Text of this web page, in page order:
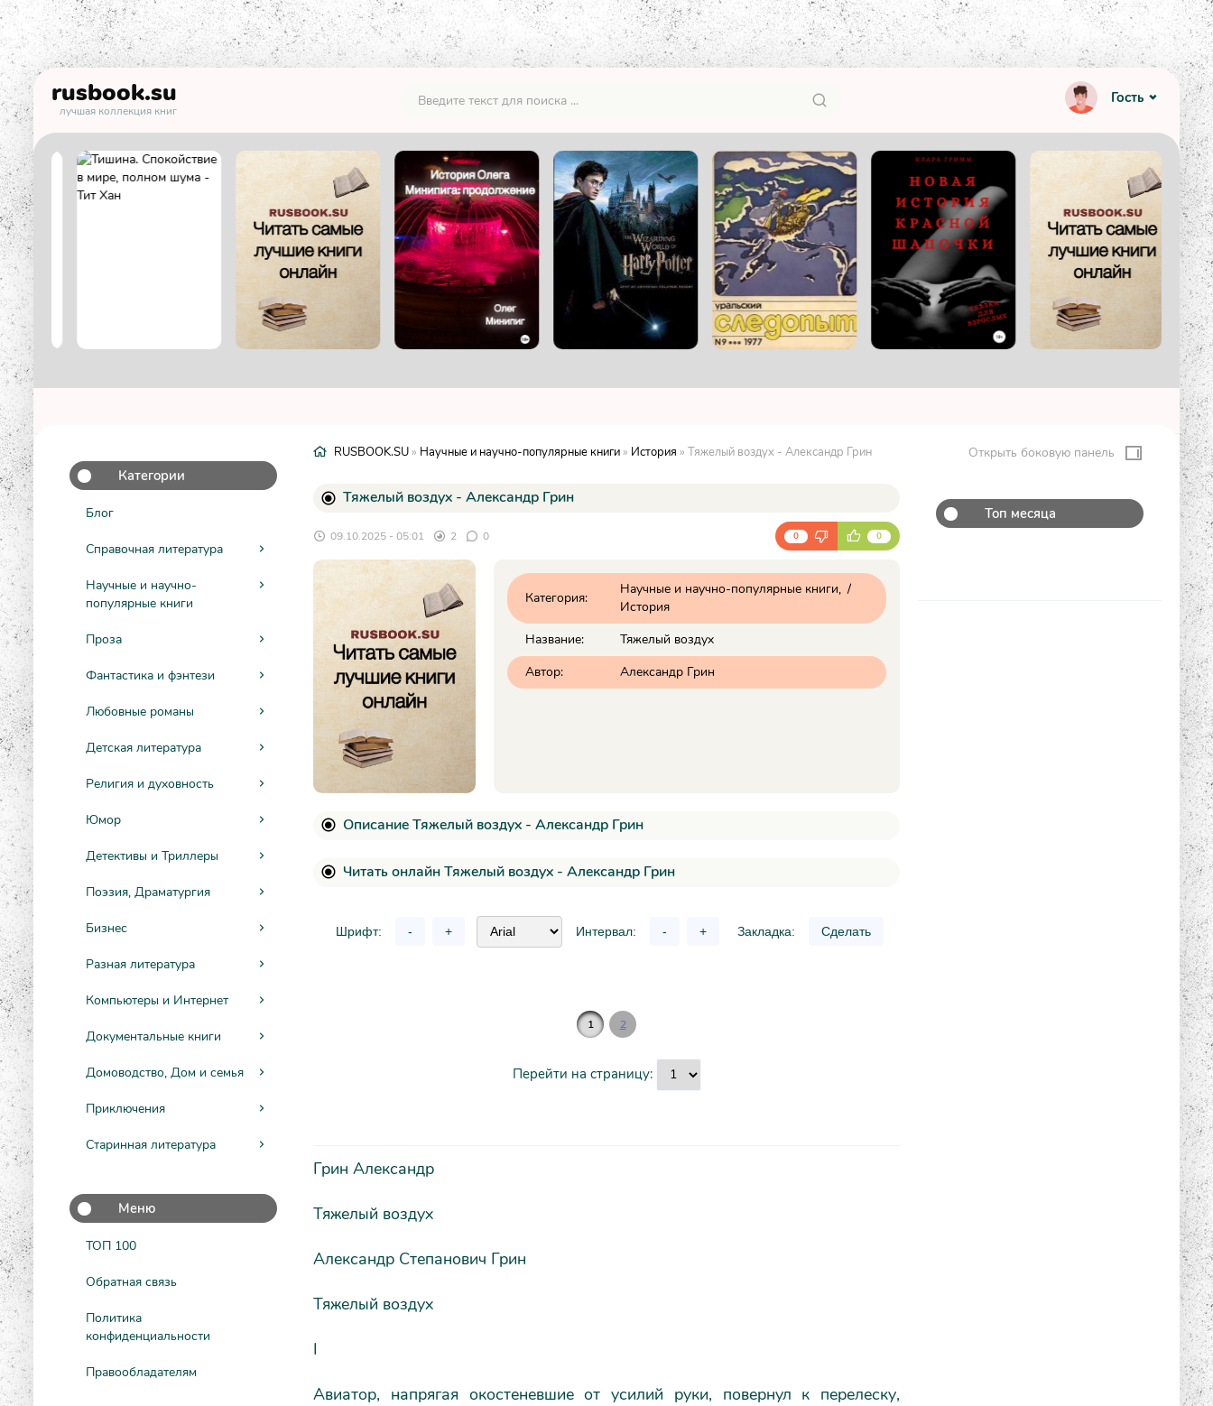
rusbook.su
лучшая коллекция книг
Гость
Категории
Блог
Справочная литература
Научные и научно-
популярные книги
Проза
Фантастика и фэнтези
Любовные романы
Детская литература
Религия и духовность
Юмор
Детективы и Триллеры
Поэзия, Драматургия
Бизнес
Разная литература
Компьютеры и Интернет
Документальные книги
Домоводство, Дом и семья
Приключения
Старинная литература
Меню
ТОП 100
Обратная связь
Политика
конфиденциальности
Правообладателям
RUSBOOK.SU » Научные и научно-популярные книги » История » Тяжелый воздух - Александр Грин
Тяжелый воздух - Александр Грин
09.10.2025 - 05:01 2 0 0 0
Категория:
Научные и научно-популярные книги /
История
Название:
Тяжелый воздух
Автор:
Александр Грин
Описание Тяжелый воздух - Александр Грин
Читать онлайн Тяжелый воздух - Александр Грин
Шрифт: - + Интервал: - + Закладка: Сделать
1 2
Перейти на страницу:
Грин Александр
Тяжелый воздух
Александр Степанович Грин
Тяжелый воздух
I
Авиатор, напрягая окостеневшие от усилий руки, повернул к перелеску,
Открыть боковую панель
Топ месяца